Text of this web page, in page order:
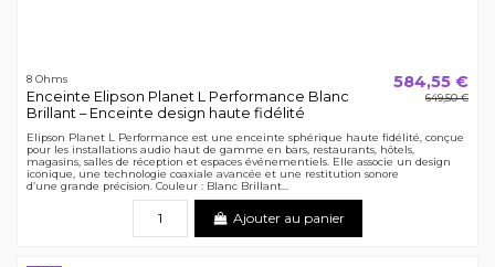
8 Ohms
Enceinte Elipson Planet L Performance Blanc
Brillant – Enceinte design haute fidélité
584,55 €
649,50 €
Elipson Planet L Performance est une enceinte sphérique haute fidélité, conçue
pour les installations audio haut de gamme en bars, restaurants, hôtels,
magasins, salles de réception et espaces événementiels. Elle associe un design
iconique, une technologie coaxiale avancée et une restitution sonore
d’une grande précision. Couleur : Blanc Brillant...
Ajouter au panier